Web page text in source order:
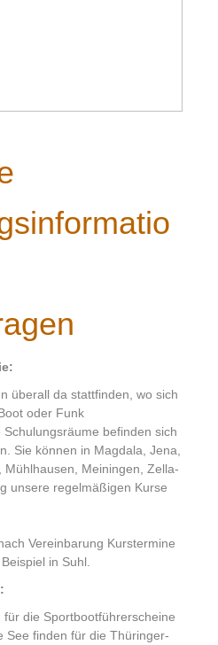
überall da stattfinden, wo sich
oder Funk
befinden sich
Sie können in Magdala, Jena,
Meiningen, Zella-
unsere regelmäßigen Kurse
Vereinbarung Kurstermine
in Suhl.
für die Sportbootführerscheine
See finden für die Thüringer-